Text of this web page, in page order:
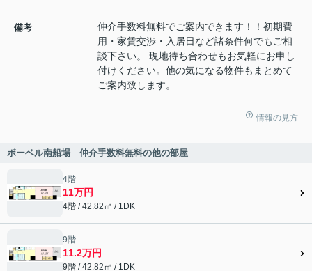
備考
仲介手数料無料でご案内できます！！初期費
用・家賃交渉・入居日など諸条件何でもご相
談下さい。 現地待ち合わせもお気軽にお申し
付けください。他の気になる物件もまとめて
ご案内致します。
情報の見方
ボーベル南船場 仲介手数料無料の他の部屋
4階
11万円
4階 / 42.82㎡ / 1DK
9階
11.2万円
9階 / 42.82㎡ / 1DK